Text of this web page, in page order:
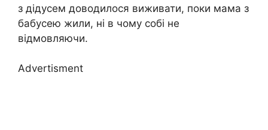
з дідусем доводилося виживати, поки мама з
бабусею жили, ні в чому собі не
відмовляючи.
Advertisment